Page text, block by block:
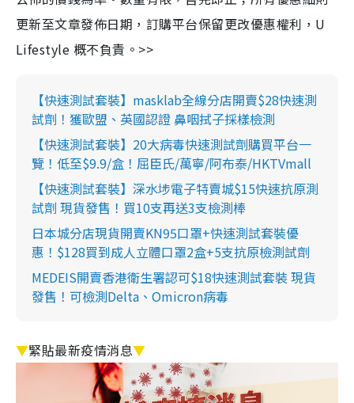
更新至文章發佈日期，訂購平台保留更改優惠權利，U
Lifestyle 概不負責。>>
【快速測試套裝】masklab全線分店開賣$28快速測
試劑！獲歐盟、英國認證 鼻咽拭子採樣檢測
【快速測試套裝】20大病毒快速測試劑購買平台一
覽！低至$9.9/盒！屈臣氏/萬寧/阿布泰/HKTVmall
【快速測試套裝】深水埗電子特賣城$15快速抗原測
試劑 現貨發售！買10支再送3支檢測棒
日本城分店現貨開賣KN95口罩+快速測試套裝優
惠！$128買到成人立體口罩2盒+5支抗原檢測試劑
MEDEIS開賣香港衛生署認可$18快速測試套裝 現貨
發售！可檢測Delta、Omicron病毒
▼緊貼最新疫情消息▼